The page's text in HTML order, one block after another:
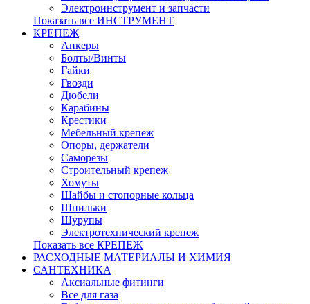
Электроинструмент и запчасти
Показать все ИНСТРУМЕНТ
КРЕПЕЖ
Анкеры
Болты/Винты
Гайки
Гвозди
Дюбели
Карабины
Крестики
Мебельный крепеж
Опоры, держатели
Саморезы
Строительный крепеж
Хомуты
Шайбы и стопорные кольца
Шпильки
Шурупы
Электротехнический крепеж
Показать все КРЕПЕЖ
РАСХОДНЫЕ МАТЕРИАЛЫ И ХИМИЯ
САНТЕХНИКА
Аксиальные фитинги
Все для газа